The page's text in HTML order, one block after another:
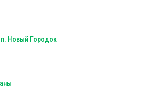
Новый Городок